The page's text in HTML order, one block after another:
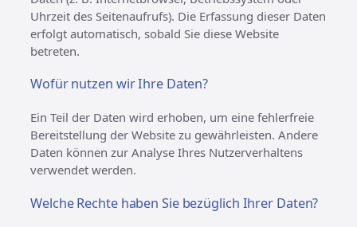
Uhrzeit des Seitenaufrufs). Die Erfassung dieser Daten
erfolgt automatisch, sobald Sie diese Website
betreten.
Wofür nutzen wir Ihre Daten?
Ein Teil der Daten wird erhoben, um eine fehlerfreie
Bereitstellung der Website zu gewährleisten. Andere
Daten können zur Analyse Ihres Nutzerverhaltens
verwendet werden.
Welche Rechte haben Sie bezüglich Ihrer Daten?